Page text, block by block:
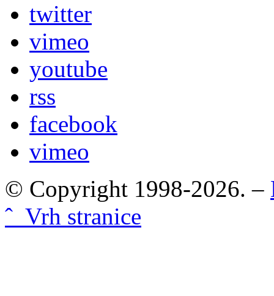
twitter
vimeo
youtube
rss
facebook
vimeo
© Copyright 1998-2026. –
ˆ Vrh stranice